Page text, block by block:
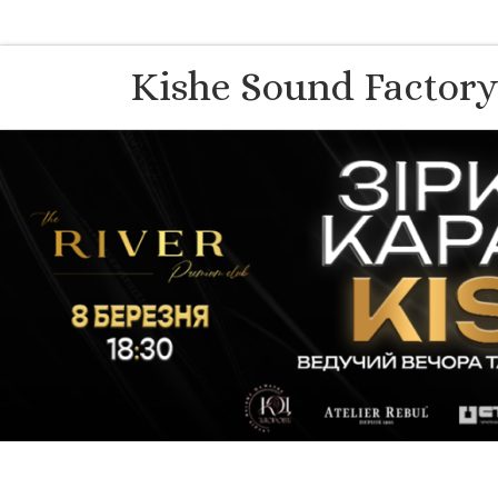
Kishe Sound Factory